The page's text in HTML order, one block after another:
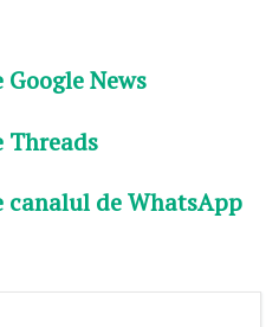
News
Threads
canalul de WhatsApp